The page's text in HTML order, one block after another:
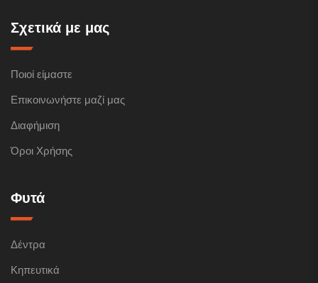
Σχετικά με μας
Ποιοί είμαστε
Επικοινωνήστε μαζί μας
Διαφήμιση
Όροι Χρήσης
Φυτά
Δέντρα
Κηπευτικά